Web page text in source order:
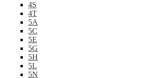
4S
4T
5A
5C
5E
5G
5H
5L
5N